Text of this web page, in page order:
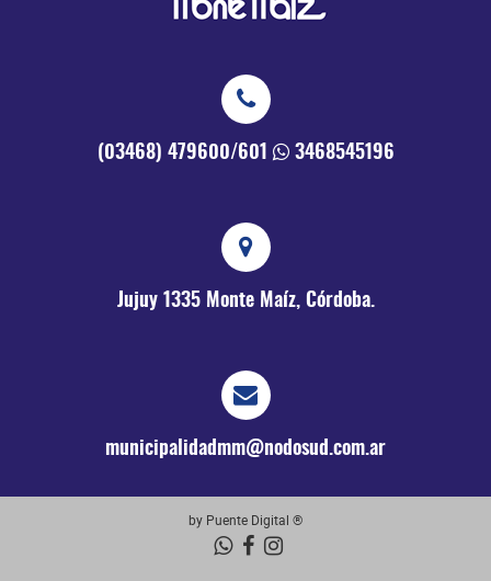
(03468) 479600/601 3468545196
Jujuy 1335 Monte Maíz, Córdoba.
municipalidadmm@nodosud.com.ar
by Puente Digital ®